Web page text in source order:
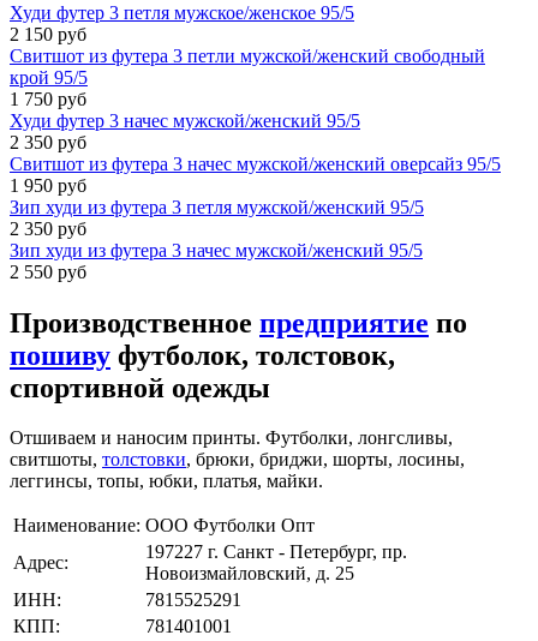
Худи футер 3 петля мужское/женское 95/5
2 150 руб
Свитшот из футера 3 петли мужской/женский свободный
крой 95/5
1 750 руб
Худи футер 3 начес мужской/женский 95/5
2 350 руб
Свитшот из футера 3 начес мужской/женский оверсайз 95/5
1 950 руб
Зип худи из футера 3 петля мужской/женский 95/5
2 350 руб
Зип худи из футера 3 начес мужской/женский 95/5
2 550 руб
Производственное предприятие по
пошиву футболок, толстовок,
спортивной одежды
Отшиваем и наносим принты. Футболки, лонгсливы,
свитшоты, толстовки, брюки, бриджи, шорты, лосины,
леггинсы, топы, юбки, платья, майки.
Наименование: ООО Футболки Опт
Адрес:
197227 г. Санкт - Петербург, пр.
Новоизмайловский, д. 25
ИНН:
7815525291
КПП:
781401001